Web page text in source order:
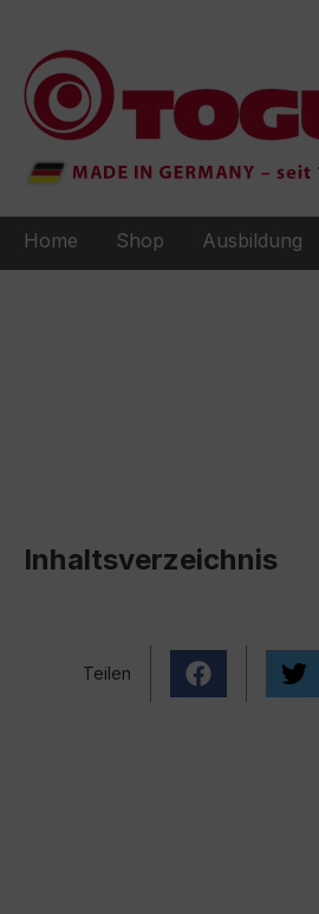
Home Shop Ausbildung
Inhaltsverzeichnis
Teilen